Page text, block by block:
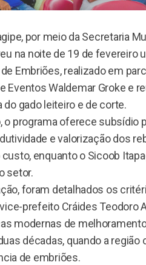
por meio da Secretaria
na noite de 19 de fevereiro
Embriões, realizado em
Eventos Waldemar Groke e
do gado leiteiro e de corte.
o programa oferece
e valorização dos
enquanto o Sicoob
setor.
foram detalhados os
prefeito Cráides
modernas de
décadas, quando a
de embriões.